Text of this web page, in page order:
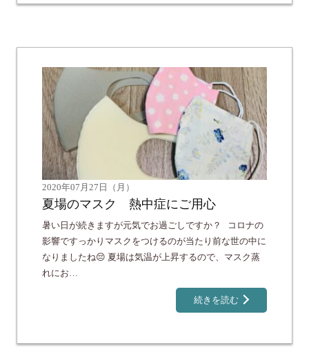
2020年07月27日（月）
夏場のマスク 熱中症にご用心
暑い日が続きますが元気でお過ごしですか？ コロナの
影響ですっかりマスクをつけるのが当たり前な世の中に
なりましたね😔 夏場は気温が上昇するので、マスク蒸
れにお…
続きを読む